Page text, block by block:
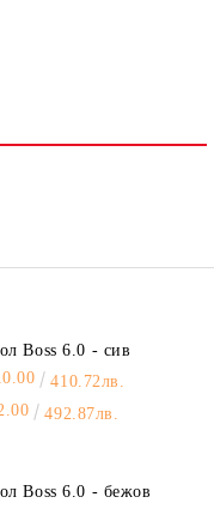
Boss 6.0 - сив
410.72лв.
492.87лв.
Boss 6.0 - бежов